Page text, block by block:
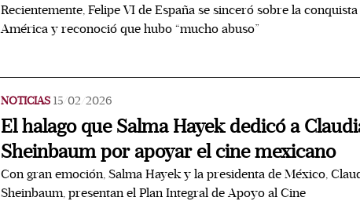
Recientemente, Felipe VI de España se sinceró sobre la
América y reconoció que hubo “mucho abuso”
NOTICIAS 15/02/2026
El halago que Salma Hayek dedicó a
Sheinbaum por apoyar el cine mexicano
Con gran emoción, Salma Hayek y la presidenta de México,
Sheinbaum, presentan el Plan Integral de Apoyo al Cine